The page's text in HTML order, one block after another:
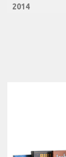
2014